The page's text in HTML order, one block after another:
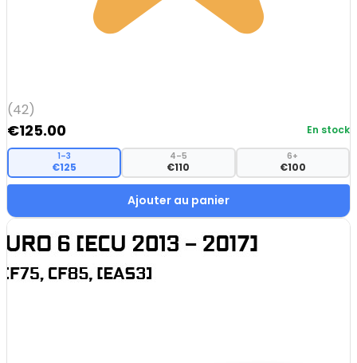
(42)
€125.00 En stock
1–3
€125
4–5
€110
6+
€100
Ajouter au panier